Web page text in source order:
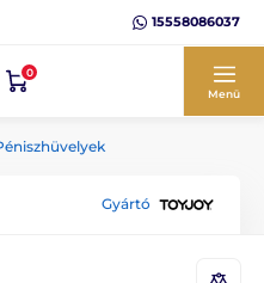
15558086037
0
Menü
Gyártó